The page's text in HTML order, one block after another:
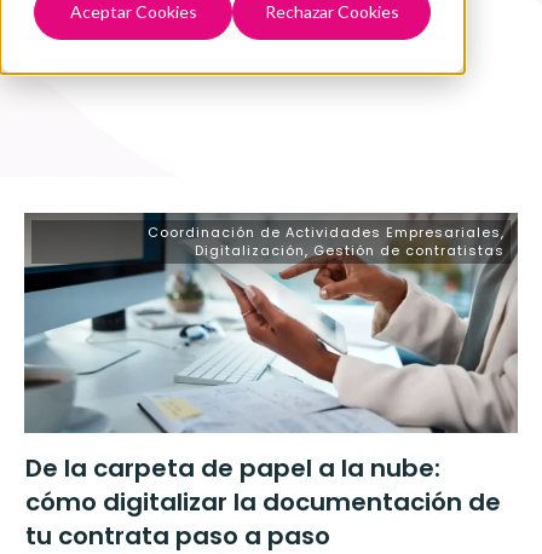
Aceptar Cookies Rechazar Cookies
Coordinación de Actividades Empresariales,
Digitalización, Gestión de contratistas
De la carpeta de papel a la nube:
cómo digitalizar la documentación de
tu contrata paso a paso